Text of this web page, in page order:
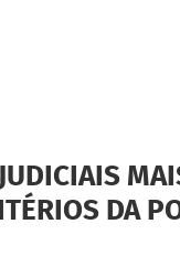
DA